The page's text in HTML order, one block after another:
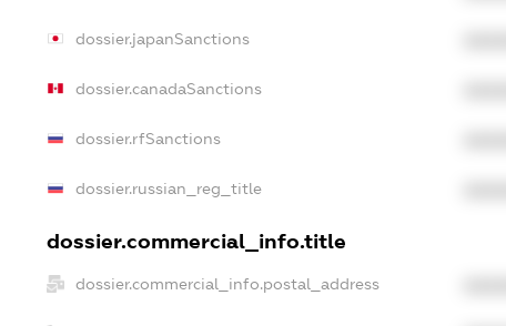
dossier.japanSanctions
dossier.canadaSanctions
dossier.rfSanctions
dossier.russian_reg_title
dossier.commercial_info.title
dossier.commercial_info.postal_address